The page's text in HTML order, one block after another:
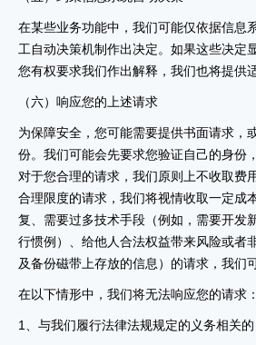
在某些业务功能中，我们可能仅依据信息
工自动决策机制作出决定。如果这些决定
您有权要求我们作出解释，我们也将提供
（六）响应您的上述请求
为保障安全，您可能需要提供书面请求，
份。我们可能会先要求您验证自己的身份
对于您合理的请求，我们原则上不收取费
合理限度的请求，我们将视情收取一定成
复、需要过多技术手段（例如，需要开发
行惯例）、给他人合法权益带来风险或者
及备份磁带上存放的信息）的请求，我们
在以下情形中，我们将无法响应您的请求：
1、与我们履行法律法规规定的义务相关的